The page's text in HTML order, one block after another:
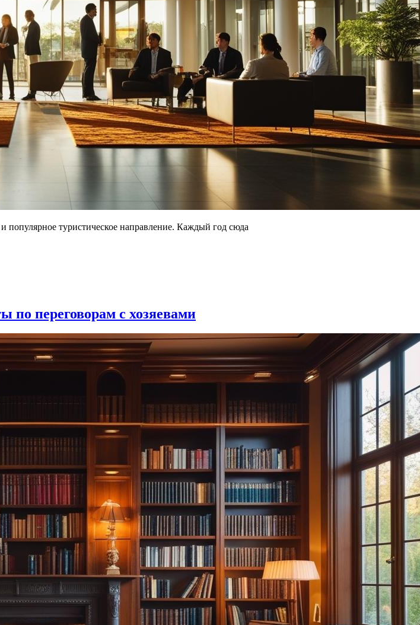
туристическое направление. Каждый год сюда
переговорам с хозяевами